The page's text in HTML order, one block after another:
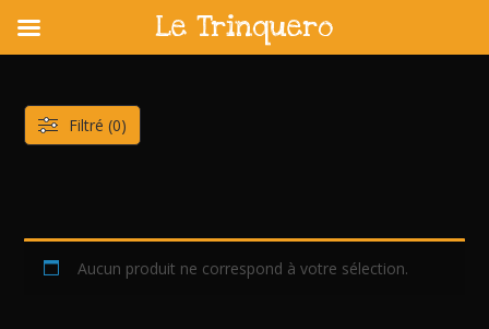
content
Aucun produit ne correspond à votre sélection.
Filtré (0)
Le Trinquero